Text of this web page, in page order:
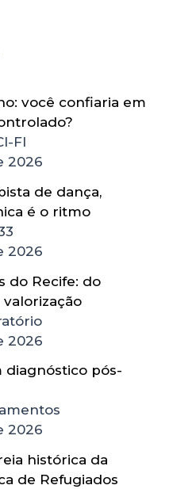
você confiaria em
FI
2026
de dança,
é o ritmo
2026
do Recife: do
2026
diagnóstico pós-
2026
histórica da
de Refugiados